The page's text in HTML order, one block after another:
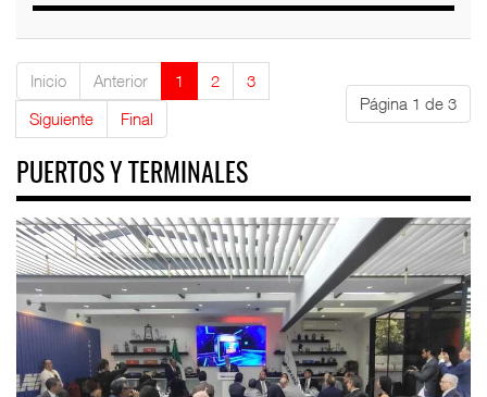
Página 1 de 3
Inicio Anterior 1 2
3
Siguiente
Final
PUERTOS Y TERMINALES